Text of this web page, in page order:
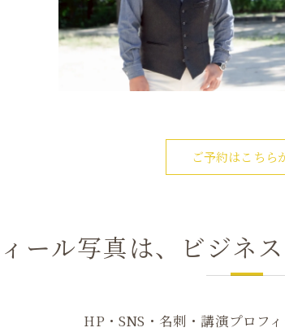
ご予約はこちら
ール写真は、ビジネ
HP・SNS・名刺・講演プロフィ